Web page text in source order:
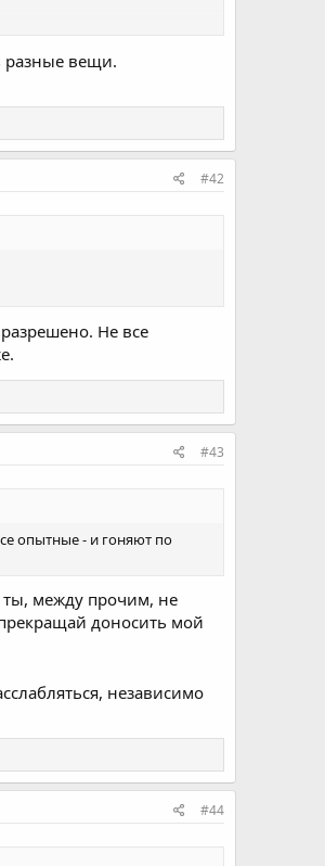
разные проишествия
разные вещи.
#42
Не все
#43
опытные - и гоняют по
между прочим, не
доносить мой
независимо
#44